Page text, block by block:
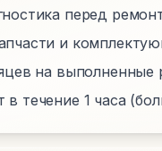
перед
и
на выполненные
течение 1 часа